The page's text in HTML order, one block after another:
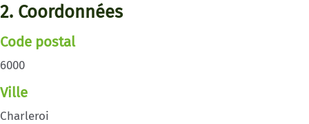
2. Coordonnées
Code postal
6000
Ville
Charleroi